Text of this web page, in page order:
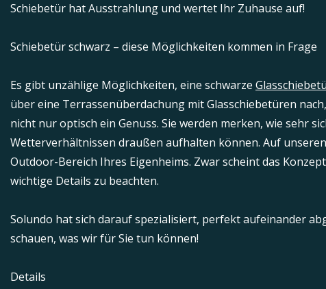
Schiebetür hat Ausstrahlung und wertet Ihr Zuhause auf!
Schiebetür schwarz – diese Möglichkeiten kommen in Frage
Es gibt unzählige Möglichkeiten, eine schwarze
über eine Terrassenüberdachung mit Glasschiebetüren
nicht nur optisch ein Genuss. Sie werden merken, wie sehr
Wetterverhältnissen draußen aufhalten können. Auf
Outdoor-Bereich Ihres Eigenheims. Zwar scheint das
wichtige Details zu beachten.
Solundo hat sich darauf spezialisiert, perfekt aufeinander
schauen, was wir für Sie tun können!
Details